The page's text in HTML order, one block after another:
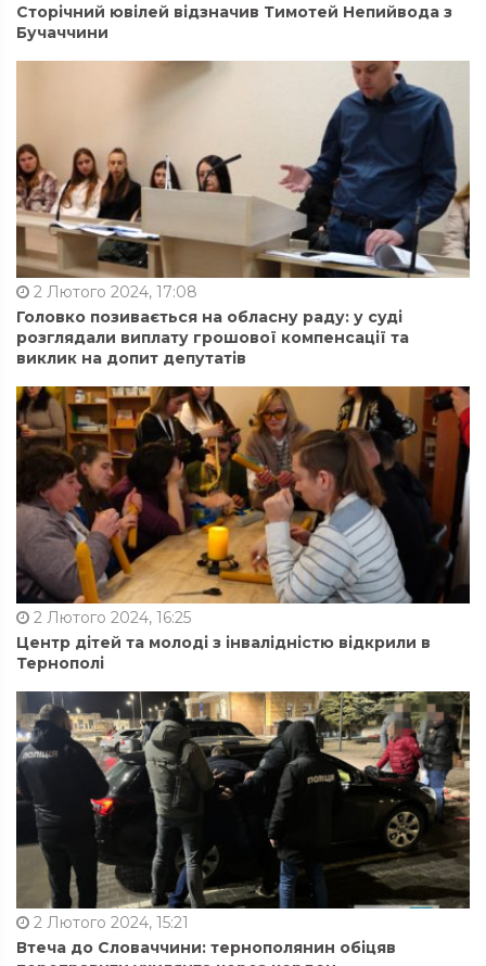
Сторічний ювілей відзначив Тимотей Непийвода з
Бучаччини
2 Лютого 2024, 17:08
Головко позивається на обласну раду: у суді
розглядали виплату грошової компенсації та
виклик на допит депутатів
2 Лютого 2024, 16:25
Центр дітей та молоді з інвалідністю відкрили в
Тернополі
2 Лютого 2024, 15:21
Втеча до Словаччини: тернополянин обіцяв